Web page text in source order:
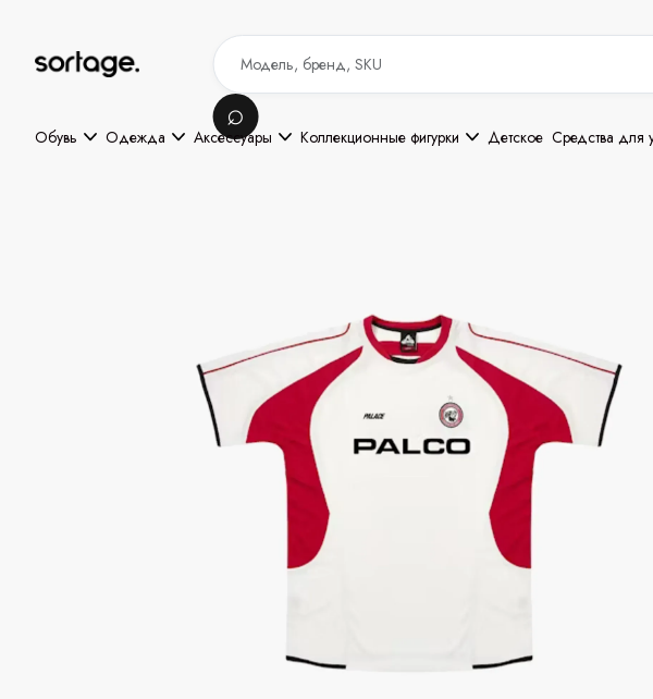
Обувь Одежда Аксессуары Коллекционные фигурки Детское Средства для